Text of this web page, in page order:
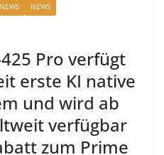
NEWS
Pro verfügt
erste KI native
und wird ab
verfügbar
zum Prime